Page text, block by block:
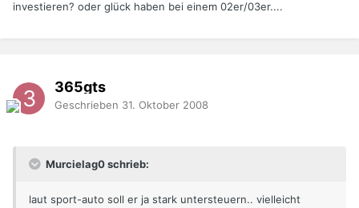
investieren? oder glück haben bei einem 02er/03er....
365gts
Geschrieben 31. Oktober 2008
Murcielag0 schrieb:
laut sport-auto soll er ja stark untersteuern.. vielleicht